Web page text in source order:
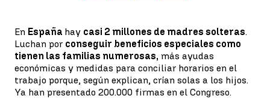
En España hay casi 2 millones de madres solteras.
Luchan por conseguir beneficios especiales como
tienen las familias numerosas, más ayudas
económicas y medidas para conciliar horarios en el
trabajo porque, según explican, crían solas a los hijos.
Ya han presentado 200.000 firmas en el Congreso.